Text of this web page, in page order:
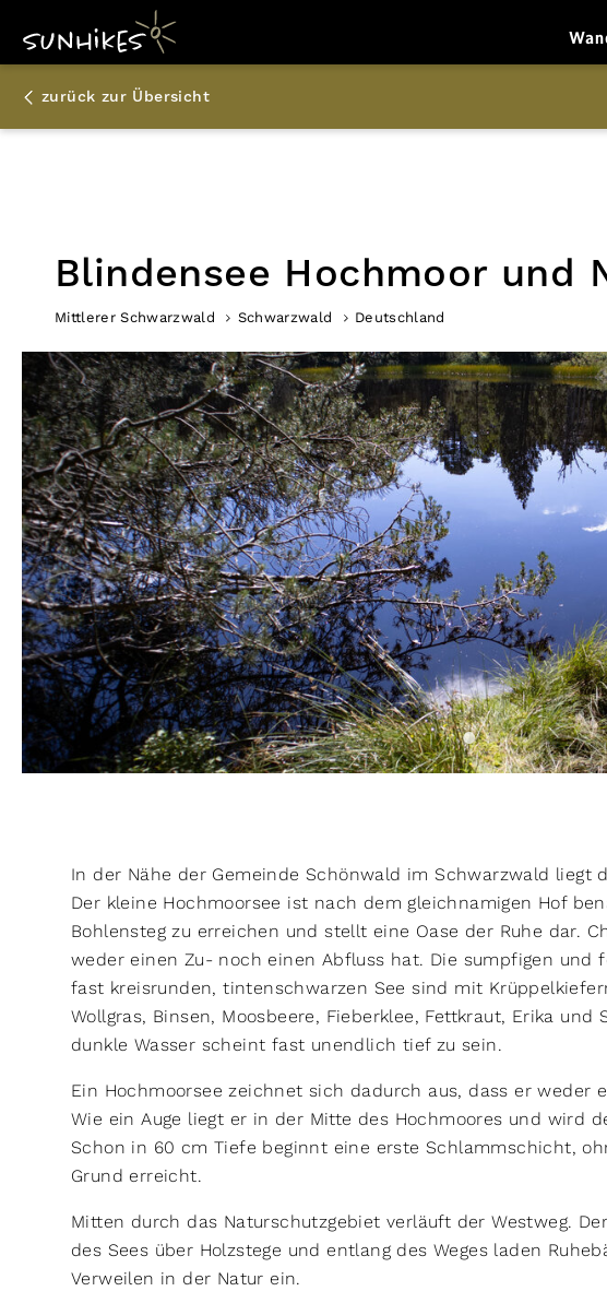
zurück zur Übersicht
Blindensee Hochmoor und
Mittlerer Schwarzwald Schwarzwald Deutschland
In der Nähe der Gemeinde Schönwald im Schwarzwald liegt
Der kleine Hochmoorsee ist nach dem gleichnamigen Hof
Bohlensteg zu erreichen und stellt eine Oase der Ruhe dar.
weder einen Zu- noch einen Abfluss hat. Die sumpfigen und
fast kreisrunden, tintenschwarzen See sind mit
Wollgras, Binsen, Moosbeere, Fieberklee, Fettkraut, Erika und
dunkle Wasser scheint fast unendlich tief zu sein.
Ein Hochmoorsee zeichnet sich dadurch aus, dass er weder
Wie ein Auge liegt er in der Mitte des Hochmoores und wird
Schon in 60 cm Tiefe beginnt eine erste Schlammschicht,
Grund erreicht.
Mitten durch das Naturschutzgebiet verläuft der Westweg.
des Sees über Holzstege und entlang des Weges laden
Verweilen in der Natur ein.